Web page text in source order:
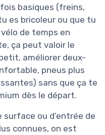
basiques (freins,
es bricoleur ou que tu
de temps en
ça peut valoir le
améliorer deux-
pneus plus
sans que ça te
dès le départ.
surface ou d’entrée de
connues, on est